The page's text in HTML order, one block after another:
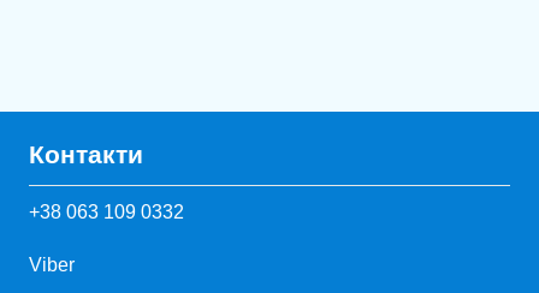
Контакти
+38 063 109 0332
Viber